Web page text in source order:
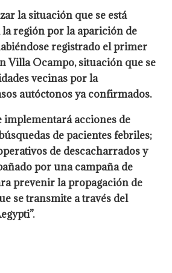
la situación que se está
la región por la aparición de
registrado el primer
Villa Ocampo, situación que se
vecinas por la
autóctonos ya confirmados.
implementará acciones de
de pacientes febriles;
de descacharrados y
por una campaña de
prevenir la propagación de
se transmite a través del